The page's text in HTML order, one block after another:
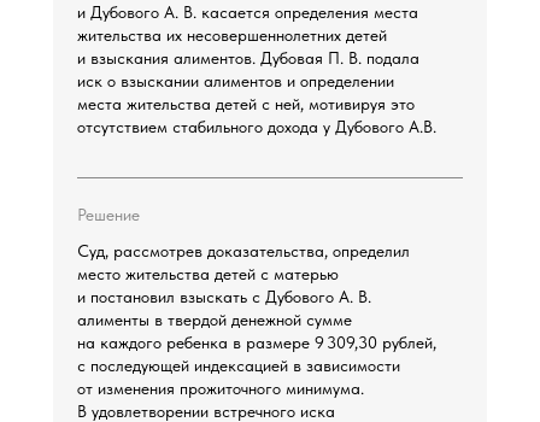
и Дубового А. В. касается определения места
жительства их несовершеннолетних детей
и взыскания алиментов. Дубовая П. В. подала
иск о взыскании алиментов и определении
места жительства детей с ней, мотивируя это
отсутствием стабильного дохода у Дубового А.В.
Суд, рассмотрев доказательства, определил
место жительства детей с матерью
и постановил взыскать с Дубового А. В.
алименты в твердой денежной сумме
на каждого ребенка в размере 9 309,30 рублей,
с последующей индексацией в зависимости
от изменения прожиточного минимума.
В удовлетворении встречного иска
Решение